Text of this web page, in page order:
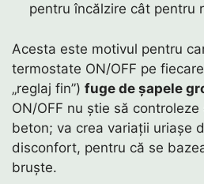
pentru încălzire cât pentru
Acesta este motivul pentru
termostate ON/OFF pe
„reglaj fin”) fuge de șapele
ON/OFF nu știe să
beton; va crea variații uriașe
disconfort, pentru că se
bruște.